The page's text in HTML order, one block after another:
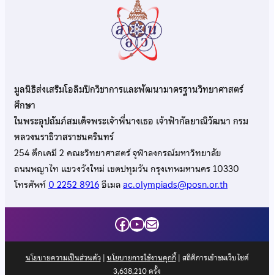
มูลนิธิส่งเสริมโอลิมปิกวิชาการและพัฒนามาตรฐานวิทยาศาสตร์
ศึกษา
ในพระอุปถัมภ์สมเด็จพระเจ้าพี่นางเธอ เจ้าฟ้ากัลยาณิวัฒนา กรม
หลวงนราธิวาสราชนครินทร์
254 ตึกเคมี 2 คณะวิทยาศาสตร์ จุฬาลงกรณ์มหาวิทยาลัย
ถนนพญาไท แขวงวังใหม่ เขตปทุมวัน กรุงเทพมหานคร 10330
โทรศัพท์0 2252 8916อีเมลac.olympiads@posn.or.th
Facebook
YouTube
Mail
นโยบายความเป็นส่วนตัว| นโยบายการใช้งานคุกกี้| สถิติการเข้าชมเว็บไซต์
3,638,210ครั้ง